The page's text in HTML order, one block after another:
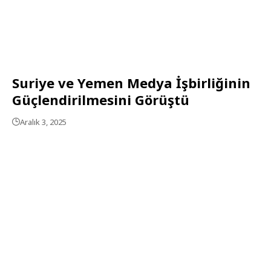
Suriye ve Yemen Medya İşbirliğinin
Güçlendirilmesini Görüştü
Aralık 3, 2025